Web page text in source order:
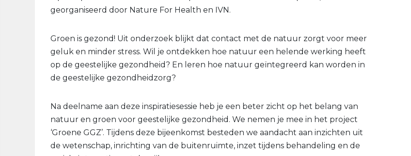
georganiseerd door Nature For Health en IVN.
Groen is gezond! Uit onderzoek blijkt dat contact met de natuur zorgt voor meer
geluk en minder stress. Wil je ontdekken hoe natuur een helende werking heeft
op de geestelijke gezondheid? En leren hoe natuur geïntegreerd kan worden in
de geestelijke gezondheidzorg?
Na deelname aan deze inspiratiesessie heb je een beter zicht op het belang van
natuur en groen voor geestelijke gezondheid. We nemen je mee in het project
‘Groene GGZ’. Tijdens deze bijeenkomst besteden we aandacht aan inzichten uit
de wetenschap, inrichting van de buitenruimte, inzet tijdens behandeling en de